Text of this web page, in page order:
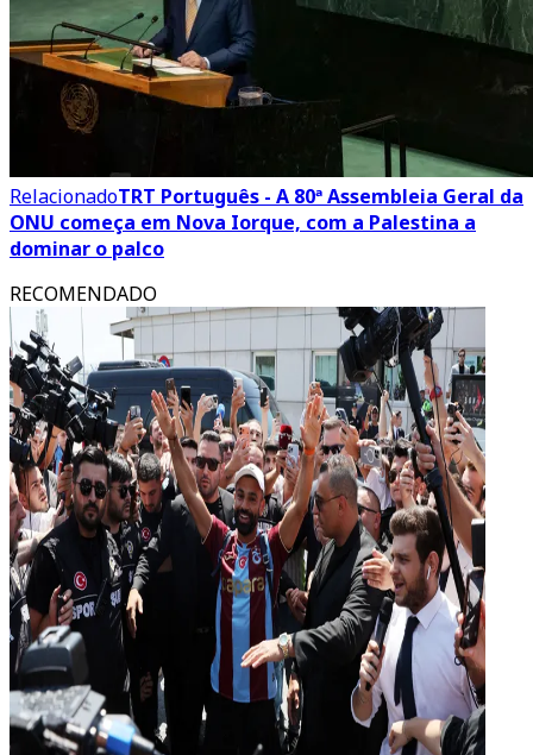
RelacionadoTRT Português - A 80ª Assembleia Geral da
ONU começa em Nova Iorque, com a Palestina a
dominar o palco
RECOMENDADO